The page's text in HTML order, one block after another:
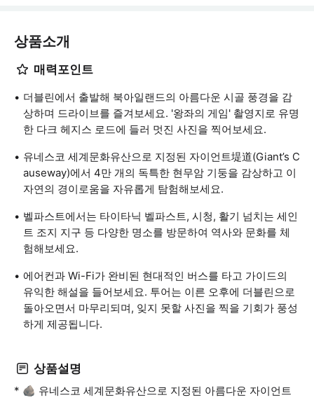
상품소개
매력포인트
더블린에서 출발해 북아일랜드의 아름다운 시골 풍경을 감
상하며 드라이브를 즐겨보세요. '왕좌의 게임' 촬영지로 유명
한 다크 헤지스 로드에 들러 멋진 사진을 찍어보세요.
유네스코 세계문화유산으로 지정된 자이언트堤道(Giant’s C
auseway)에서 4만 개의 독특한 현무암 기둥을 감상하고 이
자연의 경이로움을 자유롭게 탐험해보세요.
벨파스트에서는 타이타닉 벨파스트, 시청, 활기 넘치는 세인
트 조지 지구 등 다양한 명소를 방문하여 역사와 문화를 체
험해보세요.
에어컨과 Wi-Fi가 완비된 현대적인 버스를 타고 가이드의
유익한 해설을 들어보세요. 투어는 이른 오후에 더블린으로
돌아오면서 마무리되며, 잊지 못할 사진을 찍을 기회가 풍성
하게 제공됩니다.
상품설명
* 🪨 유네스코 세계문화유산으로 지정된 아름다운 자이언트